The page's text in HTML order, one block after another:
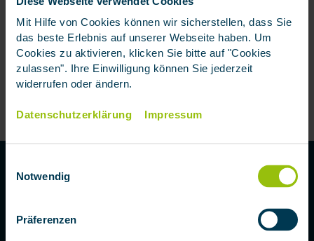
Mit Hilfe von Cookies können wir sicherstellen, dass Sie
das beste Erlebnis auf unserer Webseite haben. Um
Cookies zu aktivieren, klicken Sie bitte auf "Cookies
zulassen". Ihre Einwilligung können Sie jederzeit
widerrufen oder ändern.
Datenschutzerklärung Impressum
Notwendig
Präferenzen
Das Angebot an Kfz-Versicherungen auf dem
Versicherungsmarkt ist groß und die Preise
unterschiedlich. Neben dem Preis ist die Leistung
enorm wichtig. Wir beraten Sie gerne und finden den
besten Versicherungsschutz für Ihr Auto.
Online-Abschluss oder Beratung?